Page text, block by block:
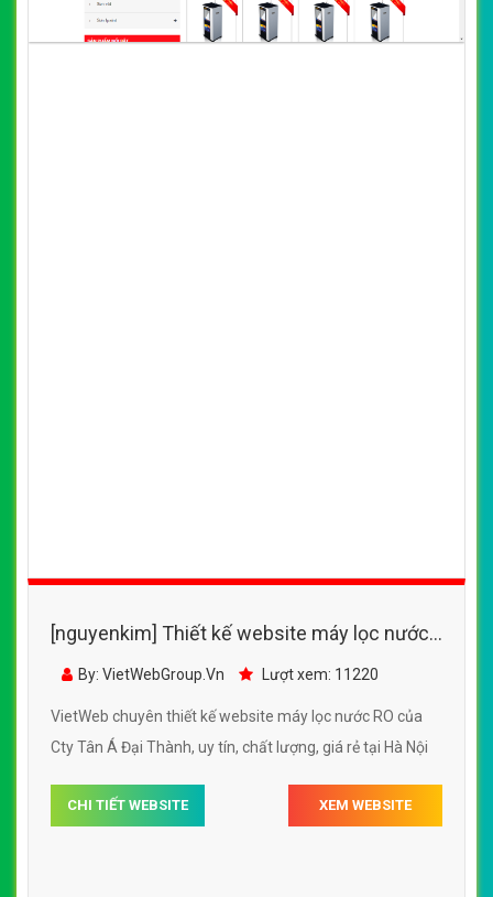
[nguyenkim] Thiết kế website máy lọc nước
RO của Cty Tân Á Đại Thành
By: VietWebGroup.Vn Lượt xem: 11220
VietWeb chuyên thiết kế website máy lọc nước RO của
Cty Tân Á Đại Thành, uy tín, chất lượng, giá rẻ tại Hà Nội
CHI TIẾT WEBSITE XEM WEBSITE